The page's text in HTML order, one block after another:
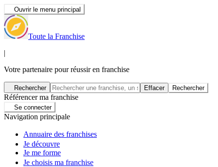
Ouvrir le menu principal
Toute la Franchise
|
Votre partenaire pour réussir en franchise
Rechercher Effacer Rechercher
Référencer ma franchise
Se connecter
Navigation principale
Annuaire des franchises
Je découvre
Je me forme
Je choisis ma franchise